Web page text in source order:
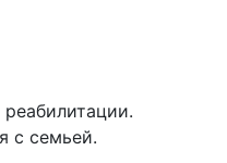
с семьей.